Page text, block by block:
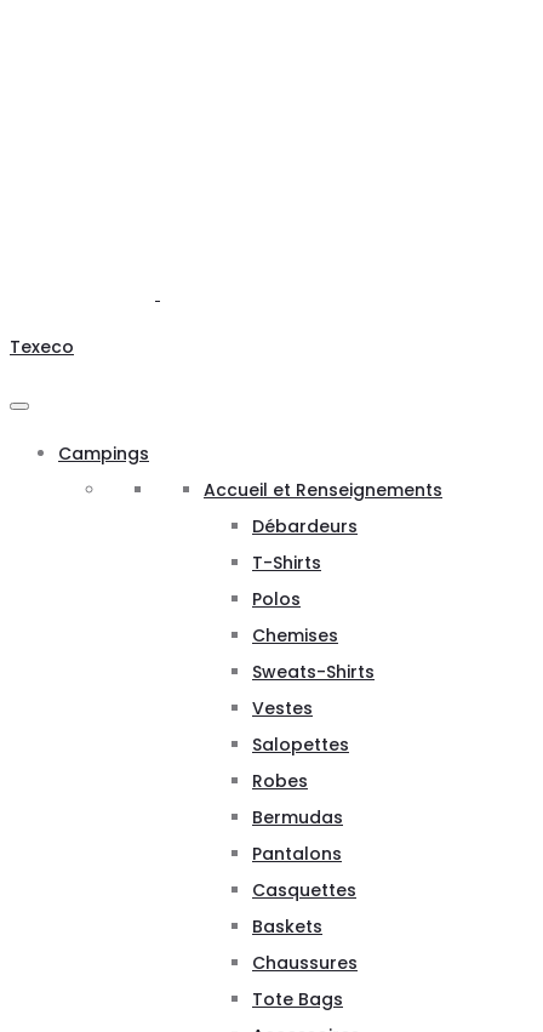
Texeco
Campings
Accueil et Renseignements
Débardeurs
T-Shirts
Polos
Chemises
Sweats-Shirts
Vestes
Salopettes
Robes
Bermudas
Pantalons
Casquettes
Baskets
Chaussures
Tote Bags